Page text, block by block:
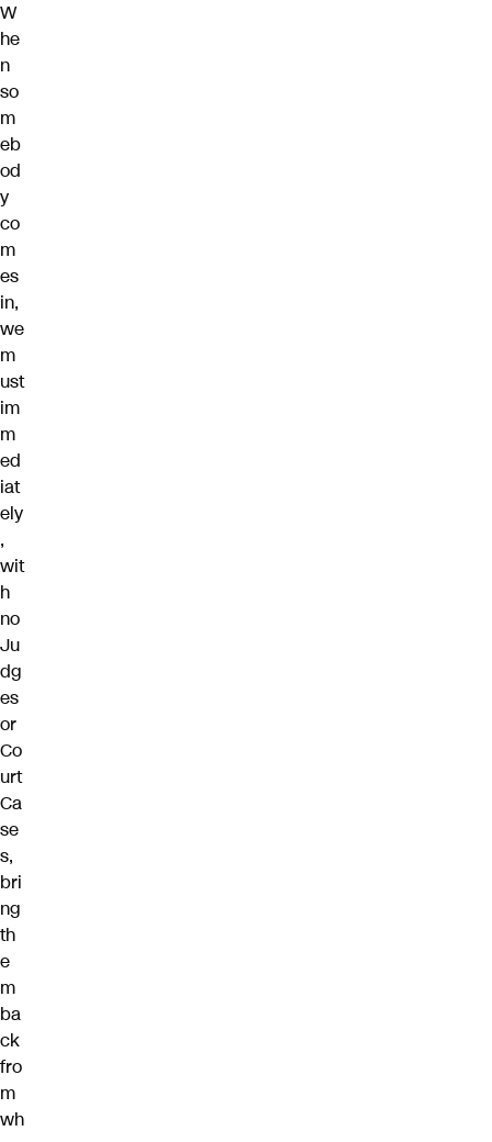
W
he
n
so
m
eb
od
y
co
m
es
in,
we
m
ust
im
m
ed
iat
ely
,
wit
h
no
Ju
dg
es
or
Co
urt
Ca
se
s,
bri
ng
th
e
m
ba
ck
fro
m
wh